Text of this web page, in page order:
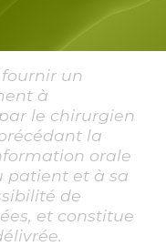
un
à
le chirurgien
la
orale
patient et à sa
de
et constitue